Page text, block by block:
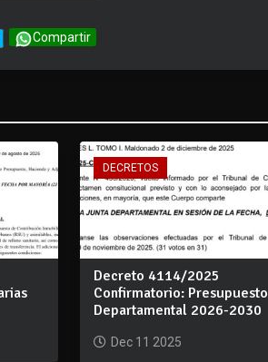
Compartir
DECRETOS
Decreto 4114/2025
Confirmatorio: Presupuesto
Departamental 2026-2030
Dec 11 2025